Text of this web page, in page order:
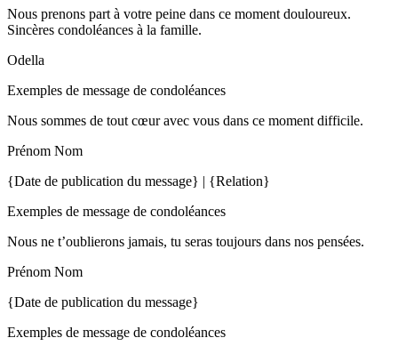
Nous prenons part à votre peine dans ce moment douloureux.
Sincères condoléances à la famille.
Odella
Exemples de message de condoléances
Nous sommes de tout cœur avec vous dans ce moment difficile.
Prénom Nom
{Date de publication du message} | {Relation}
Exemples de message de condoléances
Nous ne t’oublierons jamais, tu seras toujours dans nos pensées.
Prénom Nom
{Date de publication du message}
Exemples de message de condoléances